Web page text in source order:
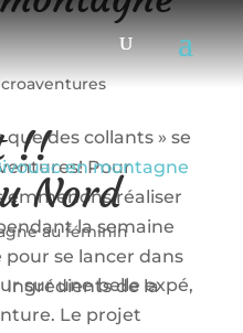
que des collants » se
Pour
emmenons réaliser
la semaine
se lancer dans
de la
!!
Nord
au féminin
sur une belle expé,
Le projet